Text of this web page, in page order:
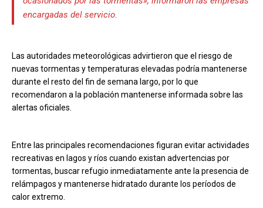
encargadas del servicio.
Las autoridades meteorológicas advirtieron que el riesgo de
nuevas tormentas y temperaturas elevadas podría mantenerse
durante el resto del fin de semana largo, por lo que
recomendaron a la población mantenerse informada sobre las
alertas oficiales.
Entre las principales recomendaciones figuran evitar actividades
recreativas en lagos y ríos cuando existan advertencias por
tormentas, buscar refugio inmediatamente ante la presencia de
relámpagos y mantenerse hidratado durante los períodos de
calor extremo.